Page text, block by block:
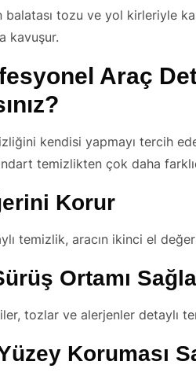
tozu ve yol kirleriyle
kavuşur.
Araç
kendisi yapmayı tercih
temizlikten çok daha
Korur
temizlik, aracın ikinci el
Ortamı
tozlar ve alerjenler detaylı
Koruması